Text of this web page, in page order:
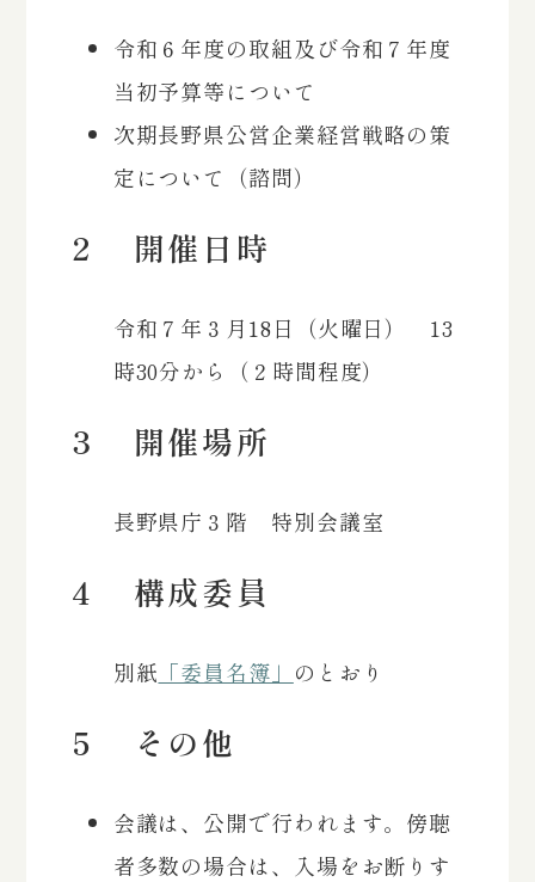
令和６年度の取組及び令和７年度
当初予算等について
次期長野県公営企業経営戦略の策
定について（諮問）
２ 開催日時
令和７年３月18日（火曜日） 13
時30分から（２時間程度）
３ 開催場所
長野県庁３階 特別会議室
４ 構成委員
別紙 「委員名簿」 のとおり
５ その他
会議は、公開で行われます。傍聴
者多数の場合は、入場をお断りす